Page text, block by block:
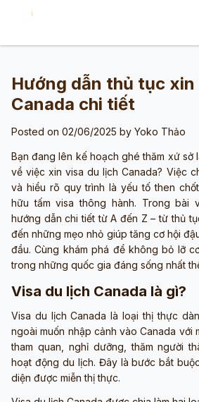
Hướng dẫn thủ tục xin
Canada chi tiết
Posted on 02/06/2025 by Yoko Thảo
Bạn đang lên kế hoạch ghé thăm xứ sở
về việc xin visa du lịch Canada? Việc
và hiểu rõ quy trình là yếu tố then
hữu tấm visa thông hành. Trong bài
hướng dẫn chi tiết từ A đến Z – từ thủ
đến những mẹo nhỏ giúp tăng cơ hội
đầu. Cùng khám phá để không bỏ lỡ
trong những quốc gia đáng sống nhất
Visa du lịch Canada là gì?
Visa du lịch Canada là loại thị thực
ngoài muốn nhập cảnh vào Canada với
tham quan, nghỉ dưỡng, thăm người
hoạt động du lịch. Đây là bước bắt
diện được miễn thị thực.